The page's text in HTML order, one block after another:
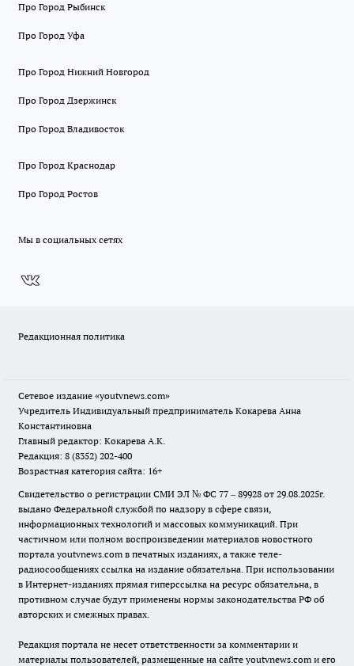
Про Город Рыбинск
Про Город Уфа
Про Город Нижний Новгород
Про Город Дзержинск
Про Город Владивосток
Про Город Краснодар
Про Город Ростов
Мы в социальных сетях
Редакционная политика
Сетевое издание «youtvnews.com»
Учредитель Индивидуальный предприниматель Кокарева Анна
Константиновна
Главный редактор: Кокарева А.К.
Редакция: 8 (8352) 202-400
Возрастная категория сайта: 16+
Свидетельство о регистрации СМИ ЭЛ № ФС 77 – 89928 от 29.08.2025г.
выдано Федеральной службой по надзору в сфере связи,
информационных технологий и массовых коммуникаций. При
частичном или полном воспроизведении материалов новостного
портала youtvnews.com в печатных изданиях, а также теле-
радиосообщениях ссылка на издание обязательна. При использовании
в Интернет-изданиях прямая гиперссылка на ресурс обязательна, в
противном случае будут применены нормы законодательства РФ об
авторских и смежных правах.
Редакция портала не несет ответственности за комментарии и
материалы пользователей, размещенные на сайте youtvnews.com и его